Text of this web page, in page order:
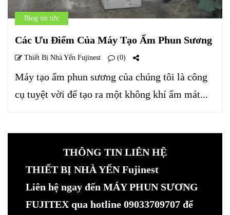
Blog tin tức
Các Ưu Điểm Của Máy Tạo Ẩm Phun Sương
Thiết Bị Nhà Yến Fujinest (0)
Máy tạo ẩm phun sương của chúng tôi là công
cụ tuyệt vời để tạo ra một không khí ẩm mát...
THÔNG TIN LIÊN HỆ
THIẾT BỊ NHÀ YẾN Fujinest
Liên hệ ngay đến MÁY PHUN SƯƠNG
FUJITEX qua hotline 09033709707 để